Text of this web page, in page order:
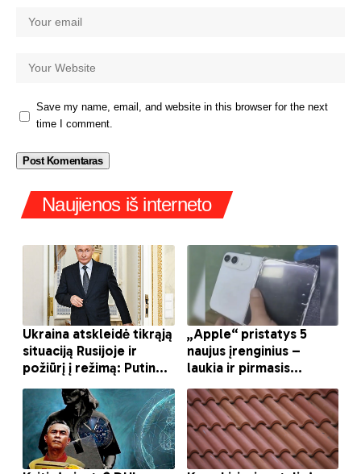
Save my name, email, and website in this browser for the next
time I comment.
Naujienos iš interneto